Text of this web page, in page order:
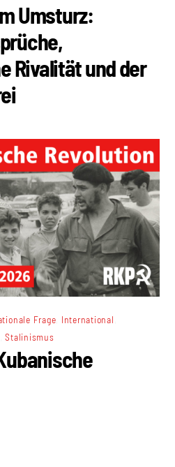
Umsturz:
Rivalität und der
Frage International
,Stalinismus